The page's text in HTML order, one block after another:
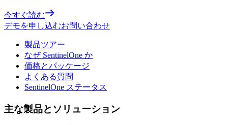
今すぐ読む
デモを申し込むお問い合わせ
製品ツアー
なぜ SentinelOne か
価格とパッケージ
よくある質問
SentinelOne ステータス
主な製品とソリューション